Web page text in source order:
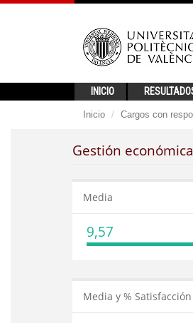
INICIO
Inicio Cargos con
Gestión
Media
9,57
Media y % Satisfacción